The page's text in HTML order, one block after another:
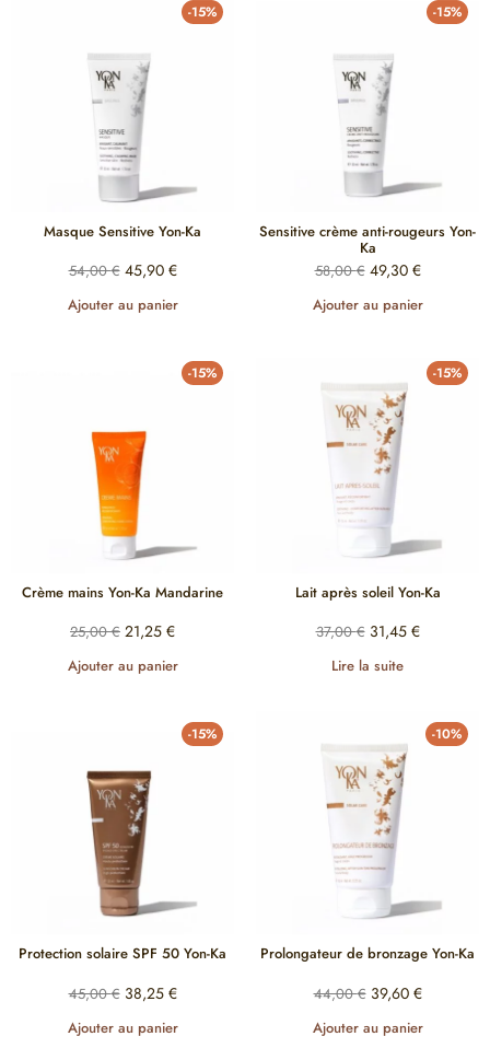
-15%
Masque Sensitive Yon-Ka
54,00€ 45,90 €
Ajouter au panier
-15%
Sensitive crème anti-rougeurs Yon-
Ka
58,00€ 49,30 €
Ajouter au panier
-15%
Crème mains Yon-Ka Mandarine
25,00€ 21,25 €
Ajouter au panier
-15%
Lait après soleil Yon-Ka
37,00€ 31,45 €
Lire la suite
-15%
Protection solaire SPF 50 Yon-Ka
45,00€ 38,25 €
Ajouter au panier
-10%
Prolongateur de bronzage Yon-Ka
44,00€ 39,60 €
Ajouter au panier